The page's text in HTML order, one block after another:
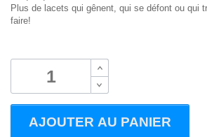
Plus de lacets qui gênent, qui se défont ou qui
faire!
B
B
AJOUTER AU PANIER